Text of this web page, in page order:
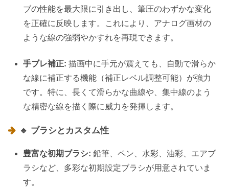
ブの性能を最大限に引き出し、筆圧のわずかな変化
を正確に反映します。これにより、アナログ画材の
ような線の強弱やかすれを再現できます。
手ブレ補正: 描画中に手元が震えても、自動で滑らか
な線に補正する機能（補正レベル調整可能）が強力
です。特に、長くて滑らかな曲線や、集中線のよう
な精密な線を描く際に威力を発揮します。
🔹 ブラシとカスタム性
豊富な初期ブラシ: 鉛筆、ペン、水彩、油彩、エアブ
ラシなど、多彩な初期設定ブラシが用意されていま
す。